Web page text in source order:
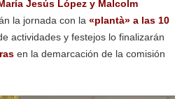
Jesús López y Malcolm
la jornada con la «plantà» a las 10
actividades y festejos lo finalizarán
en la demarcación de la comisión